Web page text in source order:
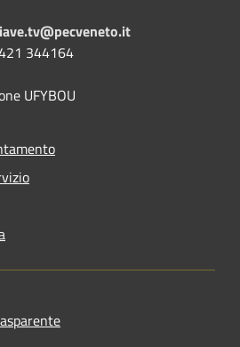
344164
UFYBOU